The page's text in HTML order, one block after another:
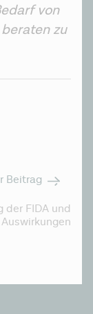
von
zu
Beitrag
der FIDA und